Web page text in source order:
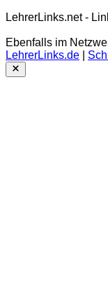
LehrerLinks.net -
Ebenfalls im
LehrerLinks.de
Close